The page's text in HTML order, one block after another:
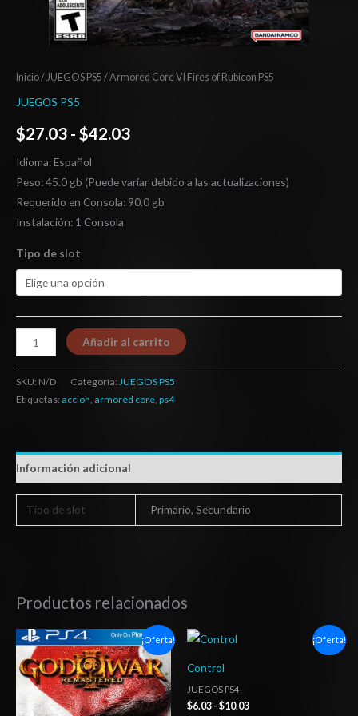
Inicio/JUEGOS PS5 / Armored Core VI Fires of Rubicon PS5
JUEGOS PS5
$27.03 - $42.03
Idioma: Español
Peso: 45.0 gb (Puede variar debido a las actualizaciones)
Requerido en Consola: 90.0 gb
Instalación: 1 Consola
Tipo de slot
Añadir al carrito
SKU: N/D Categoría: JUEGOS PS5
Etiquetas: accion armored core ps4
Información adicional
Tipo de slot Primario, Secundario
Productos relacionados
¡Oferta!
Rango
de
precios:
desde
$6.03
hasta
$10.03
¡Oferta!
Control
JUEGOS PS4
$6.03 - $10.03$10.03